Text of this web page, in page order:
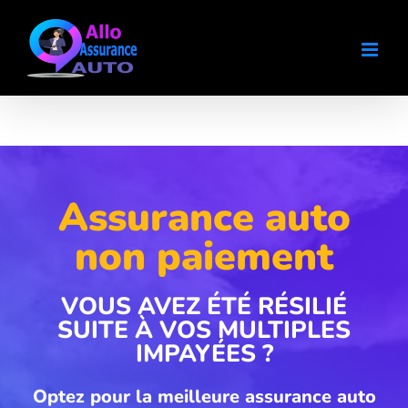
contenu
Assurance auto
non paiement
VOUS AVEZ ÉTÉ RÉSILIÉ
SUITE À VOS MULTIPLES
IMPAYÉES ?
Optez pour la meilleure assurance auto